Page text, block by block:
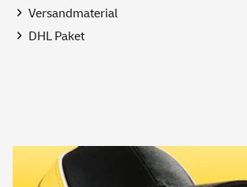
Versandmaterial
DHL Paket